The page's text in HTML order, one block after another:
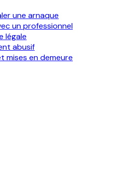
une arnaque
un professionnel
légale
abusif
mises en demeure